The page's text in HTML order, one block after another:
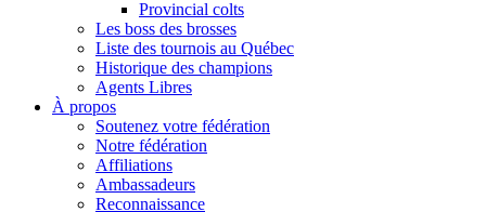
Provincial colts
Les boss des brosses
Liste des tournois au Québec
Historique des champions
Agents Libres
À propos
Soutenez votre fédération
Notre fédération
Affiliations
Ambassadeurs
Reconnaissance